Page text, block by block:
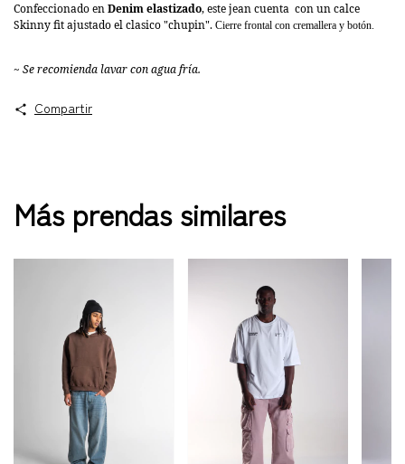
Confeccionado enDenim elastizado, este jean cuenta con un calce
Skinny fit ajustado el clasico "chupin". Cierre frontal con cremallera y botón.
~ Se recomienda lavar con agua fría.
Compartir
Más prendas similares